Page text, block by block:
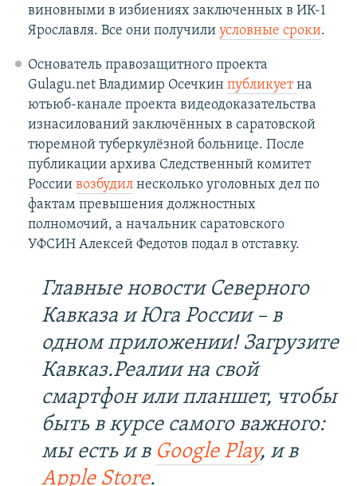
виновными в избиениях заключенных в ИК-1
Ярославля. Все они получили условные сроки.
Основатель правозащитного проекта
Gulagu.net Владимир Осечкин публикуетна
ютьюб-канале проекта видеодоказательства
изнасилований заключённых в саратовской
тюремной туберкулёзной больнице. После
публикации архива Следственный комитет
России возбудилнесколько уголовных дел по
фактам превышения должностных
полномочий, а начальник саратовского
УФСИН Алексей Федотов подал в отставку.
Главные новости Северного
Кавказа и Юга России – в
одном приложении! Загрузите
Кавказ.Реалии на свой
смартфон или планшет, чтобы
быть в курсе самого важного:
мы есть и в Google Play, и в
Apple Store.